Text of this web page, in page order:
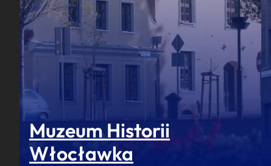
Muzeum Historii
Włocławka